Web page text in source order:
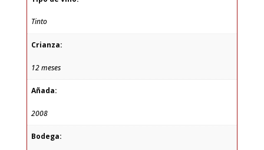
Tinto
Crianza:
12 meses
Añada:
2008
Bodega: